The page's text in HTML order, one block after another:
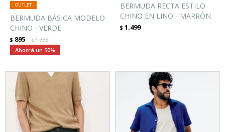
BERMUDA BÁSICA MODELO
CHINO - VERDE
$ 895 $1.799
50
BERMUDA RECTA ESTILO
CHINO EN LINO - MARRÓN
$ 1.499